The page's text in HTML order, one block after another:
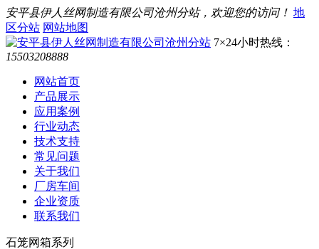
安平县伊人丝网制造有限公司沧州分站，欢迎您的访问！ 地
区分站 网站地图
7×24小时热线：
15503208888
网站首页
产品展示
应用案例
行业动态
技术支持
常见问题
关于我们
厂房车间
企业资质
联系我们
石笼网箱系列